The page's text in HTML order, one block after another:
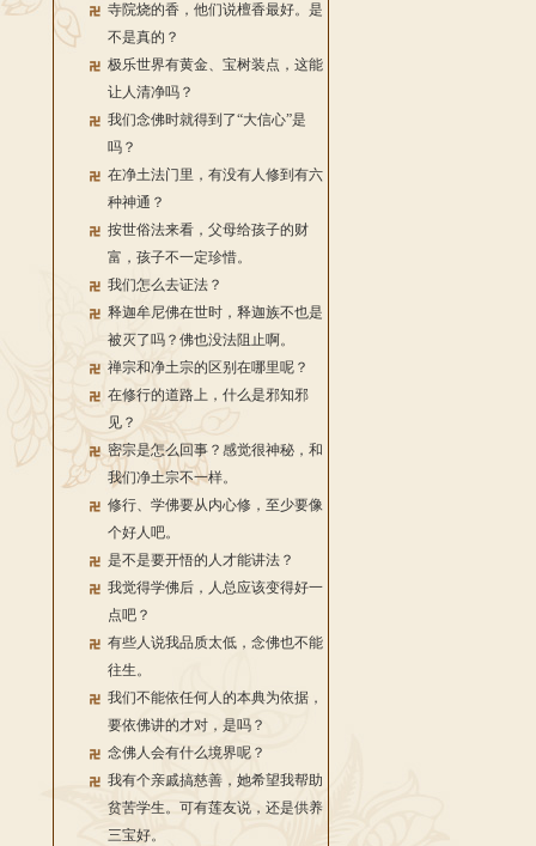
寺院烧的香，他们说檀香最好。是
不是真的？
极乐世界有黄金、宝树装点，这能
让人清净吗？
我们念佛时就得到了“大信心”是
吗？
在净土法门里，有没有人修到有六
种神通？
按世俗法来看，父母给孩子的财
富，孩子不一定珍惜。
我们怎么去证法？
释迦牟尼佛在世时，释迦族不也是
被灭了吗？佛也没法阻止啊。
禅宗和净土宗的区别在哪里呢？
在修行的道路上，什么是邪知邪
见？
密宗是怎么回事？感觉很神秘，和
我们净土宗不一样。
修行、学佛要从内心修，至少要像
个好人吧。
是不是要开悟的人才能讲法？
我觉得学佛后，人总应该变得好一
点吧？
有些人说我品质太低，念佛也不能
往生。
我们不能依任何人的本典为依据，
要依佛讲的才对，是吗？
念佛人会有什么境界呢？
我有个亲戚搞慈善，她希望我帮助
贫苦学生。可有莲友说，还是供养
三宝好。